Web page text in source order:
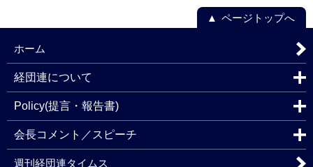
ページトップへ
ホーム
経団連について
Policy(提言・報告書)
会長コメント／スピーチ
週刊経団連タイムス